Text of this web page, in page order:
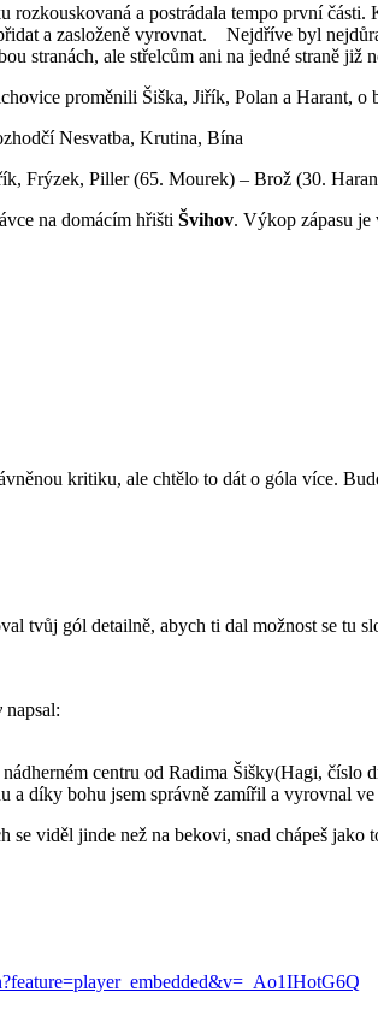
rozkouskovaná a postrádala tempo první
a zasloženě vyrovnat. Nejdříve byl
stranách, ale střelcům ani na jedné straně již
proměnili Šiška, Jiřík, Polan a Harant, o
Nesvatba, Krutina, Bína
Frýzek, Piller (65. Mourek) – Brož (30.
na domácím hřišti Švihov. Výkop zápasu je
kritiku, ale chtělo to dát o góla více.
tvůj gól detailně, abych ti dal možnost se
napsal:
centru od Radima Šišky(Hagi,
a díky bohu jsem správně zamířil a vyrovnal
se viděl jinde než na bekovi, snad chápeš jako